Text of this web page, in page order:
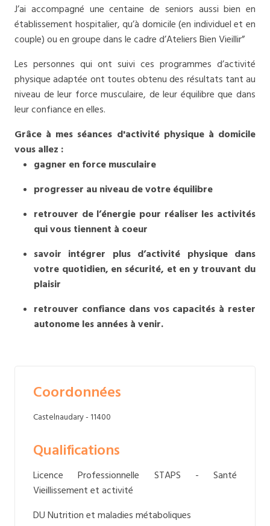
J’ai accompagné une centaine de seniors aussi bien en
établissement hospitalier, qu’à domicile (en individuel et en
couple) ou en groupe dans le cadre d’Ateliers Bien Vieillir”
Les personnes qui ont suivi ces programmes d’activité
physique adaptée ont toutes obtenu des résultats tant au
niveau de leur force musculaire, de leur équilibre que dans
leur confiance en elles.
Grâce à mes séances d'activité physique à domicile
vous allez :
gagner en force musculaire
progresser au niveau de votre équilibre
retrouver de l’énergie pour réaliser les activités
qui vous tiennent à coeur
savoir intégrer plus d’activité physique dans
votre quotidien, en sécurité, et en y trouvant du
plaisir
retrouver confiance dans vos capacités à rester
autonome les années à venir.
Coordonnées
Castelnaudary - 11400
Qualifications
Licence Professionnelle STAPS - Santé
Vieillissement et activité
DU Nutrition et maladies métaboliques